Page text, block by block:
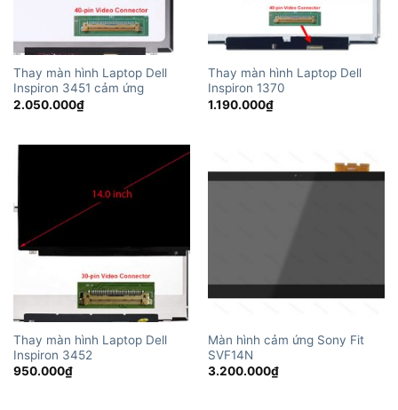
Thay màn hình Laptop Dell
Inspiron 3451 cảm ứng
2.050.000₫
Thay màn hình Laptop Dell
Inspiron 1370
1.190.000₫
Thay màn hình Laptop Dell
Inspiron 3452
950.000₫
Màn hình cảm ứng Sony Fit
SVF14N
3.200.000₫